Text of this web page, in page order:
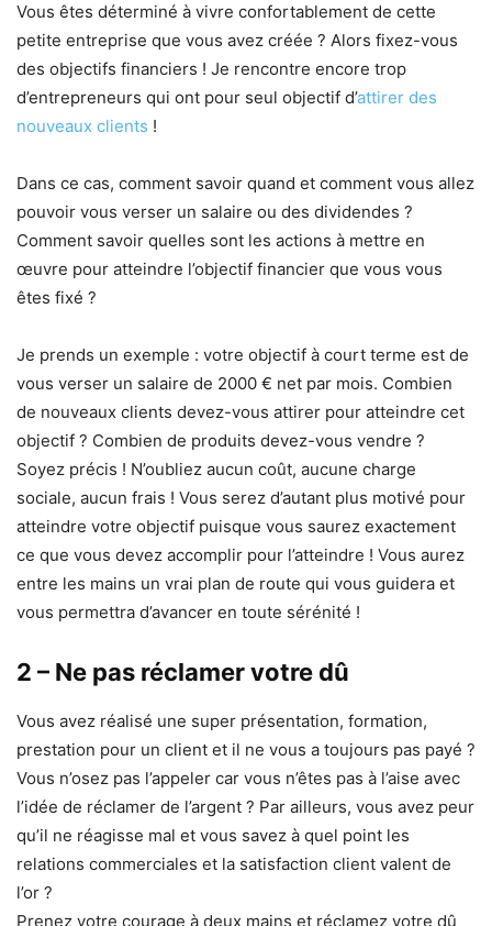
Vous êtes déterminé à vivre confortablement de cette
petite entreprise que vous avez créée ? Alors fixez-vous
des objectifs financiers ! Je rencontre encore trop
d’entrepreneurs qui ont pour seul objectif d’attirer des
nouveaux clients !
Dans ce cas, comment savoir quand et comment vous allez
pouvoir vous verser un salaire ou des dividendes ?
Comment savoir quelles sont les actions à mettre en
œuvre pour atteindre l’objectif financier que vous vous
êtes fixé ?
Je prends un exemple : votre objectif à court terme est de
vous verser un salaire de 2000 € net par mois. Combien
de nouveaux clients devez-vous attirer pour atteindre cet
objectif ? Combien de produits devez-vous vendre ?
Soyez précis ! N’oubliez aucun coût, aucune charge
sociale, aucun frais ! Vous serez d’autant plus motivé pour
atteindre votre objectif puisque vous saurez exactement
ce que vous devez accomplir pour l’atteindre ! Vous aurez
entre les mains un vrai plan de route qui vous guidera et
vous permettra d’avancer en toute sérénité !
2 – Ne pas réclamer votre dû
Vous avez réalisé une super présentation, formation,
prestation pour un client et il ne vous a toujours pas payé ?
Vous n’osez pas l’appeler car vous n’êtes pas à l’aise avec
l’idée de réclamer de l’argent ? Par ailleurs, vous avez peur
qu’il ne réagisse mal et vous savez à quel point les
relations commerciales et la satisfaction client valent de
l’or ?
Prenez votre courage à deux mains et réclamez votre dû